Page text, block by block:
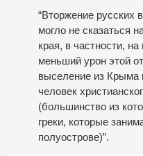
“Вторжение русских
могло не сказаться
края, в частности,
меньший урон этой
выселение из Крыма
человек
(большинство из
греки, которые
полуострове)”.